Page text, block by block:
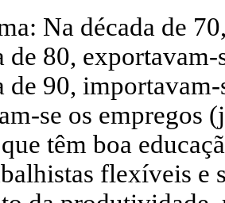
Na década de
de 80,
de 90,
se os empregos
têm boa
flexíveis e